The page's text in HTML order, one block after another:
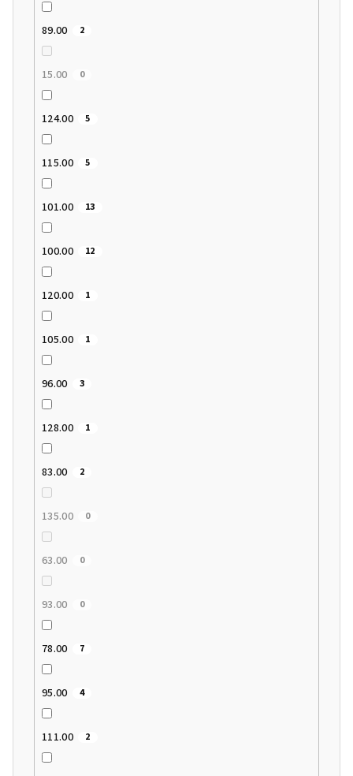
89.00 2
15.00 0
124.00 5
115.00 5
101.00 13
100.00 12
120.00 1
105.00 1
96.00 3
128.00 1
83.00 2
135.00 0
63.00 0
93.00 0
78.00 7
95.00 4
111.00 2